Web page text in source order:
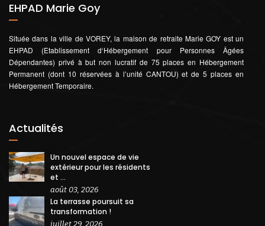
EHPAD Marie Goy
Située dans la ville de VOREY, la maison de retraite Marie GOY est un
EHPAD (Etablissement d‘Hébergement pour Personnes Âgées
Dépendantes) privé à but non lucratif de 75 places en Hébergement
Permanent (dont 10 réservées à l’unité CANTOU) et de 5 places en
Hébergement Temporaire.
Actualités
Un nouvel espace de vie
extérieur pour les résidents
et ...
août 03, 2026
La terrasse poursuit sa
transformation !
juillet 29, 2026